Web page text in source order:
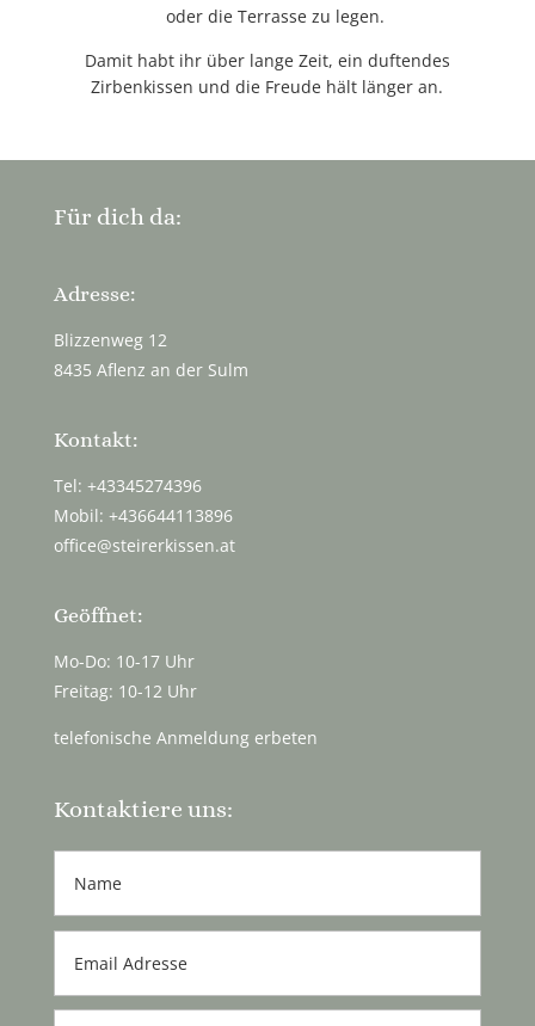
oder die Terrasse zu legen.
Damit habt ihr über lange Zeit, ein duftendes
Zirbenkissen und die Freude hält länger an.
Für dich da:
Adresse:
Blizzenweg 12
8435 Aflenz an der Sulm
Kontakt:
Tel: +43345274396
Mobil: +436644113896
office@steirerkissen.at
Geöffnet:
Mo-Do: 10-17 Uhr
Freitag: 10-12 Uhr
telefonische Anmeldung erbeten
Kontaktiere uns: